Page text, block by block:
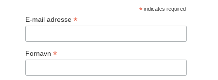
* indicates required
E-mail adresse *
Fornavn *